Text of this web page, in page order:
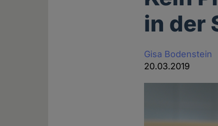
in der
Gisa Bodenstein
20.03.2019